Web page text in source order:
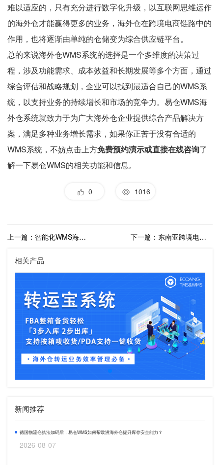
难以适应的，只有充分进行数字化升级，以互联网思维运作
的海外仓才能赢得更多的业务，海外仓在跨境电商链路中的
作用，也将逐渐由单纯的仓储变为综合供应链平台。
总的来说海外仓WMS系统的选择是一个多维度的决策过
程，涉及功能需求、成本效益和长期发展等多个方面，通过
综合评估和战略规划，企业可以找到最适合自己的WMS系
统，以支持业务的持续增长和市场的竞争力。易仓WMS海
外仓系统就致力于为广大海外仓企业提供综合产品解决方
案，满足多种业务增长需求，如果你正苦于没有合适的
WMS系统，不妨点击上方免费预约演示或直接在线咨询了
解一下易仓WMS的相关功能和信息。
0 1016
上一篇：智能化WMS海外仓系统能否解决跨境电商的物流难题？ 下一篇：东南亚跨境电商物流难题层出不穷，海外仓是答案还是新问题？
相关产品
新闻推荐
德国物流仓执法加码后，易仓WMS如何帮欧洲海外仓提升库存安全能力？
2026-08-07